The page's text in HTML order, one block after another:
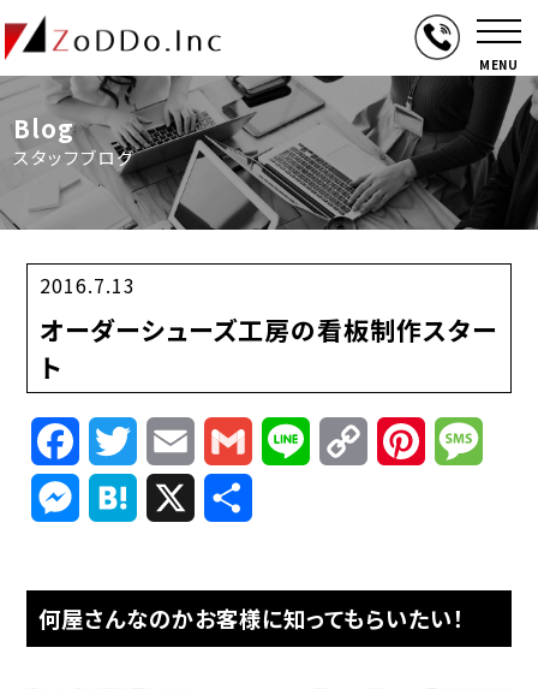
MENU
Blog
スタッフブログ
2016.7.13
オーダーシューズ工房の看板制作スター
ト
FacebookTwitterEmail Gmail Line
Copy
Link
Pinterest
Messenger
Hatena
何屋さんなのかお客様に知ってもらいたい！